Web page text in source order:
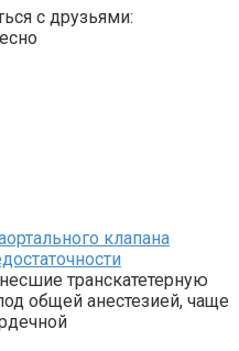
с друзьями:
клапана
транскатетерную
общей анестезией, чаще